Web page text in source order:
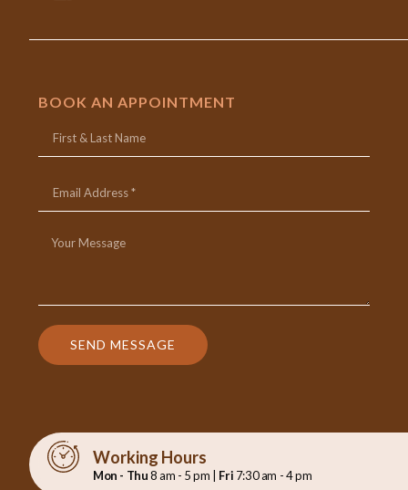
BOOK AN APPOINTMENT
SEND MESSAGE
Working Hours
Mon - Thu8 am - 5 pm | Fri 7:30 am - 4 pm